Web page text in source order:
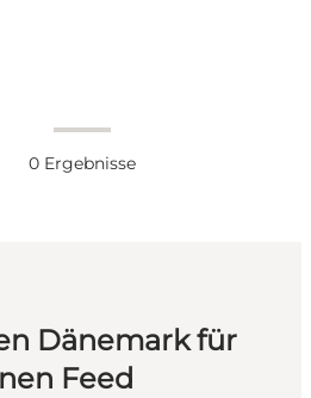
0 Ergebnisse
Dänemark für
Feed